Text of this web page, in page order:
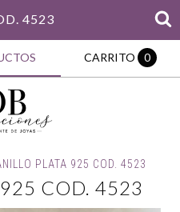
4523
CARRITO 0
PLATA 925 COD. 4523
COD. 4523